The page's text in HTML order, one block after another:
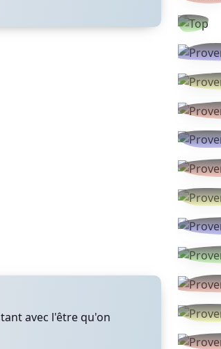
avec l'être qu'on